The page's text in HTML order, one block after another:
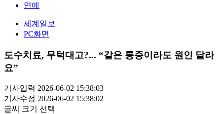
연예
세계일보
PC화면
도수치료, 무턱대고?... “같은 통증이라도 원인 달라
요”
기사입력 2026-06-02 15:38:03
기사수정 2026-06-02 15:38:02
글씨 크기 선택